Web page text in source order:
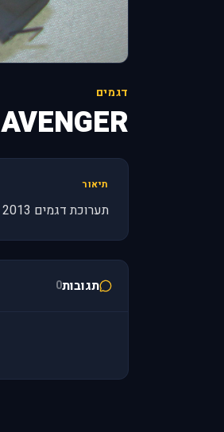
דגמים
AVENGER
תיאור
תערוכת דגמים 2013
תגובות0